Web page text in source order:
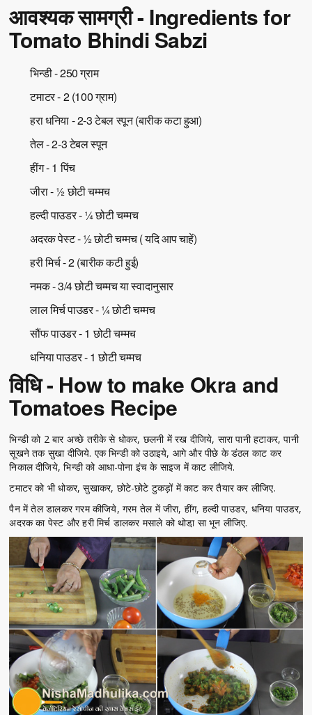
आवश्यक सामग्री - Ingredients for
Tomato Bhindi Sabzi
भिन्डी - 250 ग्राम
टमाटर - 2 (100 ग्राम)
हरा धनिया - 2-3 टेबल स्पून (बारीक कटा हुआ)
तेल - 2-3 टेबल स्पून
हींग - 1 पिंच
जीरा - ½ छोटी चम्मच
हल्दी पाउडर - ¼ छोटी चम्मच
अदरक पेस्ट - ½ छोटी चम्मच ( यदि आप चाहें)
हरी मिर्च - 2 (बारीक कटी हुई)
नमक - 3/4 छोटी चम्मच या स्वादानुसार
लाल मिर्च पाउडर - ¼ छोटी चम्मच
सौंफ पाउडर - 1 छोटी चम्मच
धनिया पाउडर - 1 छोटी चम्मच
विधि - How to make Okra and
Tomatoes Recipe
भिन्डी को 2 बार अच्छे तरीके से धोकर, छलनी में रख दीजिये, सारा पानी हटाकर, पानी
सूखने तक सुखा दीजिये. एक भिन्डी को उठाइये, आगे और पीछे के डंठल काट कर
निकाल दीजिये, भिन्डी को आधा-पोना इंच के साइज में काट लीजिये.
टमाटर को भी धोकर, सुखाकर, छोटे-छोटे टुकड़ों में काट कर तैयार कर लीजिए.
पैन में तेल डालकर गरम कीजिये, गरम तेल में जीरा, हींग, हल्दी पाउडर, धनिया पाउडर,
अदरक का पेस्ट और हरी मिर्च डालकर मसाले को थोडा़ सा भून लीजिए.